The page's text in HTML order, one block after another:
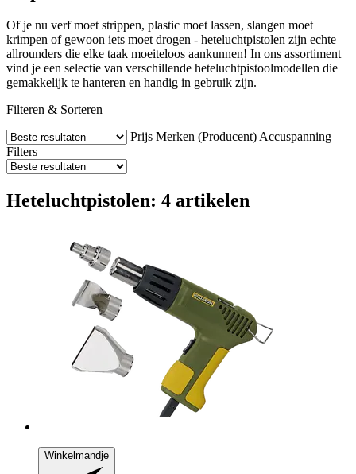
Of je nu verf moet strippen, plastic moet lassen, slangen moet
krimpen of gewoon iets moet drogen - heteluchtpistolen zijn echte
allrounders die elke taak moeiteloos aankunnen! In ons assortiment
vind je een selectie van verschillende heteluchtpistoolmodellen die
gemakkelijk te hanteren en handig in gebruik zijn.
Filteren & Sorteren
Prijs Merken (Producent) Accuspanning
Filters
Heteluchtpistolen: 4 artikelen
Winkelmandje